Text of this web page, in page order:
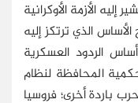
إليه الأزمة الأوكرانية
الذي ترتكز إليه
الردود العسكرية
المحافظة لنظام
باردة أخرى؛ فروسيا